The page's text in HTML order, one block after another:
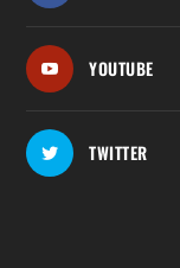
YOUTUBE
TWITTER